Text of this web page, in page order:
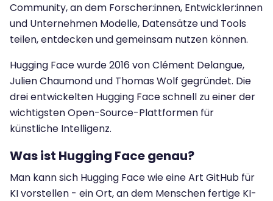
Community, an dem Forscher:innen, Entwickler:innen
und Unternehmen Modelle, Datensätze und Tools
teilen, entdecken und gemeinsam nutzen können.
Hugging Face wurde 2016 von Clément Delangue,
Julien Chaumond und Thomas Wolf gegründet. Die
drei entwickelten Hugging Face schnell zu einer der
wichtigsten Open-Source-Plattformen für
künstliche Intelligenz.
Was ist Hugging Face genau?
Man kann sich Hugging Face wie eine Art GitHub für
KI vorstellen - ein Ort, an dem Menschen fertige KI-